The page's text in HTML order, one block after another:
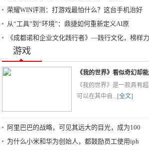
荣耀WIN评测：打游戏最怕什么？这台手机治好
从“工具”到“环境”：鼎捷如何重新定义AI原
《成都诺和企业文化践行者》—践行文化，榜样力
游戏
《我的世界》看似奇幻却
《我的世界》是一款具有
可以在其中自... [全文]
阿里巴巴的战略，可见其远大的目光，成为100
为什么小米和华为创始人，都鼓励员工使用iph